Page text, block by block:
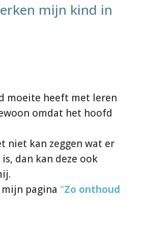
mijn kind in
moeite heeft met leren
omdat het hoofd
niet kan zeggen wat er
dan kan deze ook
pagina "Zo onthoud